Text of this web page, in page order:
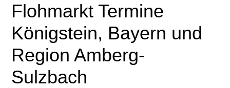
Flohmarkt Termine
Königstein, Bayern und
Region Amberg-
Sulzbach